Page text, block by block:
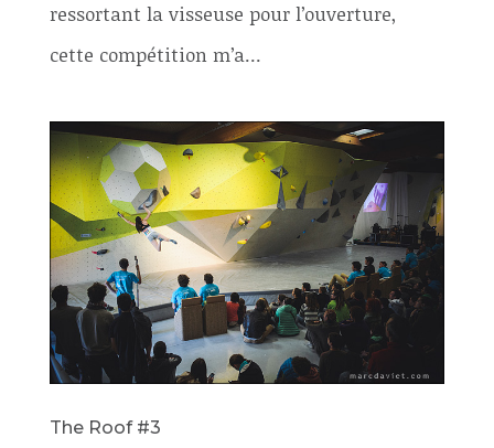
ressortant la visseuse pour l’ouverture,
cette compétition m’a...
The Roof #3